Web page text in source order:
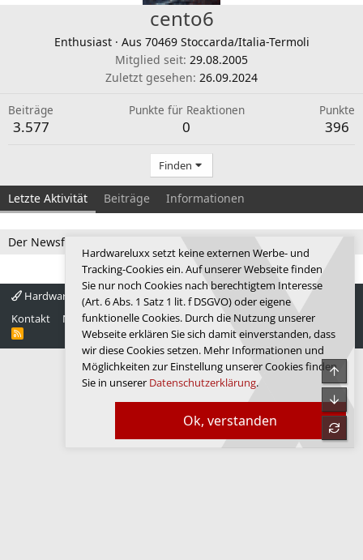
cento6
Enthusiast · Aus 70469 Stoccarda/Italia-Termoli
Mitglied seit 29.08.2005
Zuletzt gesehen 26.09.2024
Beiträge
3.577
Punkte für Reaktionen
0
Punkte
396
Finden
Letzte Aktivität Beiträge Informationen
Der Newsfeed ist zur Zeit leer.
Hardwareluxx 4.0
Deutsch
Kontakt
Nutzungsbedingungen Datenschutz Hilfe Startseite
R
Ok, verstanden
Hardwareluxx setzt keine externen Werbe- und
Tracking-Cookies ein. Auf unserer Webseite finden
Sie nur noch Cookies nach berechtigtem Interesse
(Art. 6 Abs. 1 Satz 1 lit. f DSGVO) oder eigene
funktionelle Cookies. Durch die Nutzung unserer
Webseite erklären Sie sich damit einverstanden, dass
wir diese Cookies setzen. Mehr Informationen und
Möglichkeiten zur Einstellung unserer Cookies finden
Sie in unserer Datenschutzerklärung.